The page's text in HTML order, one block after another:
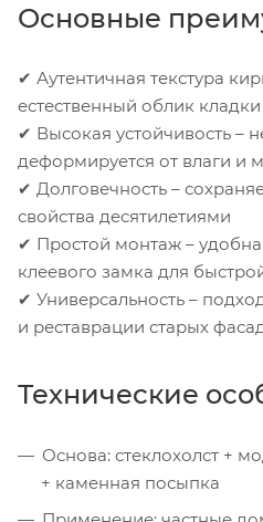
Основные
✔ Аутентичная текстура
естественный облик кладки
✔ Высокая устойчивость –
деформируется от влаги и
✔ Долговечность –
свойства десятилетиями
✔ Простой монтаж –
клеевого замка для
✔ Универсальность –
и реставрации старых
Технические
Основа: стеклохолст +
+ каменная посыпка